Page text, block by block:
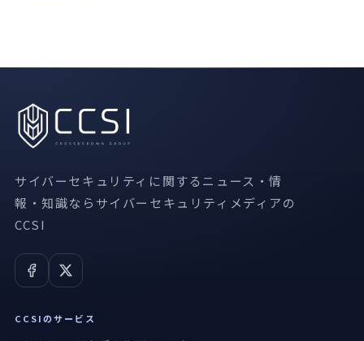
サイバーセキュリティに関するニュース・情
報・知識ならサイバーセキュリティメディアの
CCSI
CCSIのサービス